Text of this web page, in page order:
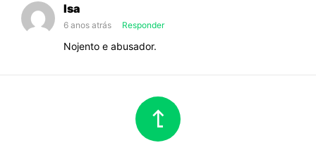
Isa
6 anos atrás Responder
Nojento e abusador.